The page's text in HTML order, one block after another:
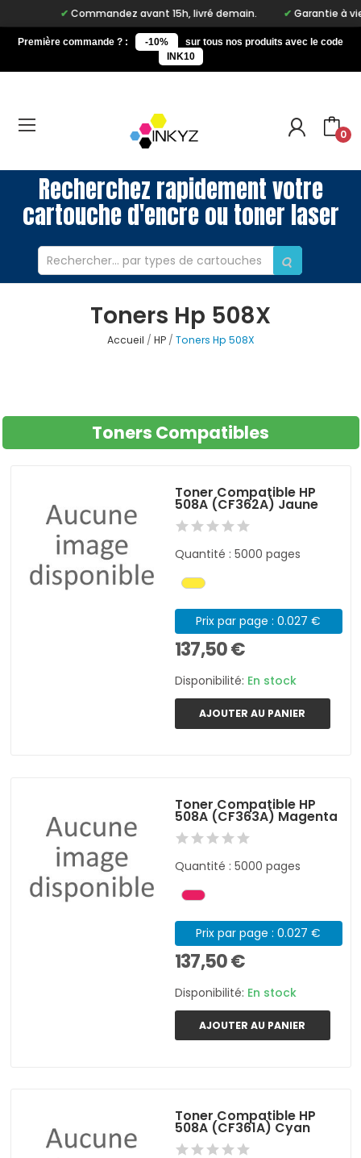
Commandez avant 15h, livré demain. Garantie à vie
Première commande ? : -10%
sur tous nos produits avec le code
INK10
0
Recherchez rapidement votre
cartouche d'encre ou toner laser
Toners Hp 508X
Accueil HP Toners Hp 508X
Toners Compatibles
Toner Compatible HP
508A (CF362A) Jaune
Quantité : 5000 pages
Prix par page : 0.027 €
137,50 €
Disponibilité: En stock
AJOUTER AU PANIER
Toner Compatible HP
508A (CF363A) Magenta
Quantité : 5000 pages
Prix par page : 0.027 €
137,50 €
Disponibilité: En stock
AJOUTER AU PANIER
Toner Compatible HP
508A (CF361A) Cyan